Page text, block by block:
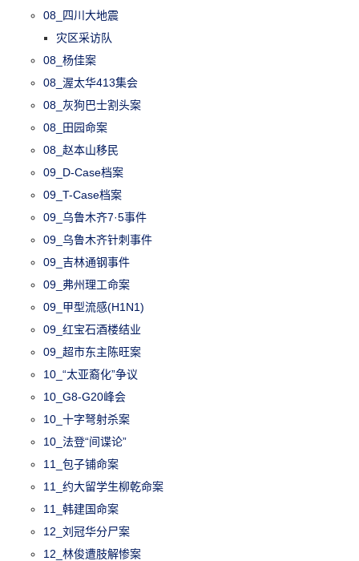
08_四川大地震
灾区采访队
08_杨佳案
08_渥太华413集会
08_灰狗巴士割头案
08_田园命案
08_赵本山移民
09_D-Case档案
09_T-Case档案
09_乌鲁木齐7·5事件
09_乌鲁木齐针刺事件
09_吉林通钢事件
09_弗州理工命案
09_甲型流感(H1N1)
09_红宝石酒楼结业
09_超市东主陈旺案
10_“太亚裔化”争议
10_G8-G20峰会
10_十字弩射杀案
10_法登“间谍论”
11_包子铺命案
11_约大留学生柳乾命案
11_韩建国命案
12_刘冠华分尸案
12_林俊遭肢解惨案